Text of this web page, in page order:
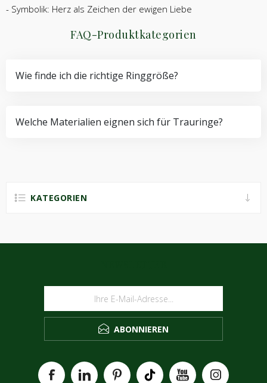
- Symbolik: Herz als Zeichen der ewigen Liebe
FAQ-Produktkategorien
Wie finde ich die richtige Ringgröße?
Welche Materialien eignen sich für Trauringe?
KATEGORIEN
ABONNIEREN